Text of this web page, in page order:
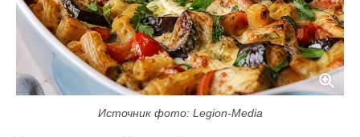
Источник фото: Legion-Media